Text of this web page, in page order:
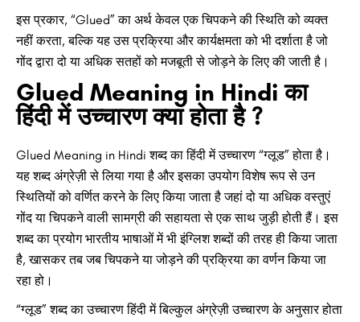
इस प्रकार, “Glued” का अर्थ केवल एक चिपकने की स्थिति को व्यक्त
नहीं करता, बल्कि यह उस प्रक्रिया और कार्यक्षमता को भी दर्शाता है जो
गोंद द्वारा दो या अधिक सतहों को मजबूती से जोड़ने के लिए की जाती है।
Glued Meaning in Hindi का
हिंदी में उच्चारण क्या होता है ?
Glued Meaning in Hindi शब्द का हिंदी में उच्चारण “ग्लूड” होता है।
यह शब्द अंग्रेज़ी से लिया गया है और इसका उपयोग विशेष रूप से उन
स्थितियों को वर्णित करने के लिए किया जाता है जहां दो या अधिक वस्तुएं
गोंद या चिपकने वाली सामग्री की सहायता से एक साथ जुड़ी होती हैं। इस
शब्द का प्रयोग भारतीय भाषाओं में भी इंग्लिश शब्दों की तरह ही किया जाता
है, खासकर तब जब चिपकने या जोड़ने की प्रक्रिया का वर्णन किया जा
रहा हो।
“ग्लूड” शब्द का उच्चारण हिंदी में बिल्कुल अंग्रेज़ी उच्चारण के अनुसार होता